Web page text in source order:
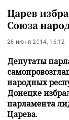
Царев
Союза
26 июня 2014, 16:12
Депутаты
народных
Донецке
парламента
Царева.